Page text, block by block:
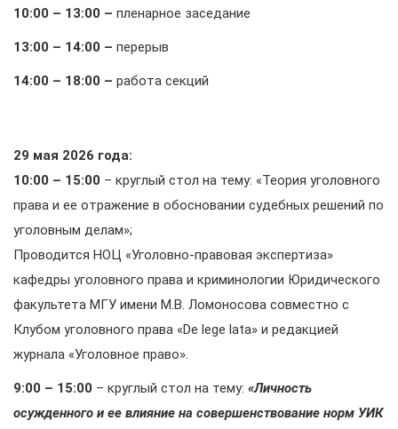
10:00 – 13:00 – пленарное заседание
13:00 – 14:00 – перерыв
14:00 – 18:00 – работа секций
29 мая 2026 года:
10:00 – 15:00 – круглый стол на тему: «Теория уголовного
права и ее отражение в обосновании судебных решений по
уголовным делам»;
Проводится НОЦ «Уголовно-правовая экспертиза»
кафедры уголовного права и криминологии Юридического
факультета МГУ имени М.В. Ломоносова совместно с
Клубом уголовного права «De lege lata» и редакцией
журнала «Уголовное право».
9:00 – 15:00 – круглый стол на тему: «Личность
осужденного и ее влияние на совершенствование норм УИК